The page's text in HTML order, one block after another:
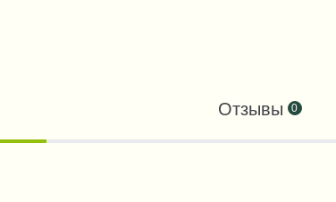
Отзывы 0